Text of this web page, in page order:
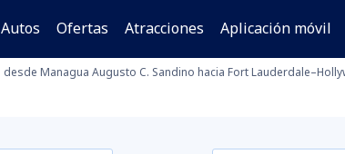
Autos Ofertas Atracciones Aplicación móvil
desde Managua Augusto C. Sandino hacia Fort